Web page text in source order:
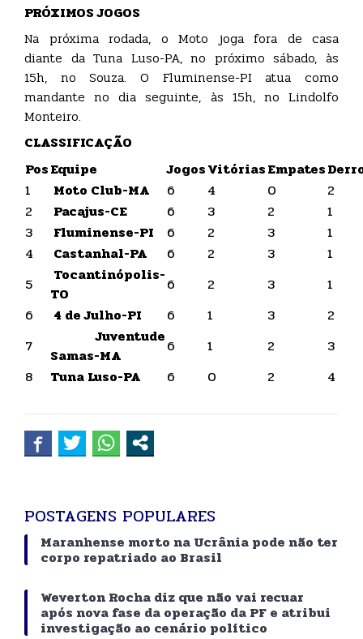
PRÓXIMOS JOGOS
Na próxima rodada, o Moto joga fora de casa
diante da Tuna Luso-PA, no próximo sábado, às
15h, no Souza. O Fluminense-PI atua como
mandante no dia seguinte, às 15h, no Lindolfo
Monteiro.
CLASSIFICAÇÃO
PosEquipe JogosVitóriasEmpates
1
Moto Club-MA 6 4 0
2
2
Pacajus-CE 6 3 2
1
3
Fluminense-PI 6 2 3
1
4
Castanhal-PA 6 2 3
1
5
Tocantinópolis-
TO
6 2 3
1
6
4 de Julho-PI 6 1 3
2
7
Juventude
Samas-MA
6 1 2
3
8
Tuna Luso-PA 6 0 2 4
POSTAGENS POPULARES
Maranhense morto na Ucrânia pode não ter
corpo repatriado ao Brasil
Weverton Rocha diz que não vai recuar
após nova fase da operação da PF e atribui
investigação ao cenário político